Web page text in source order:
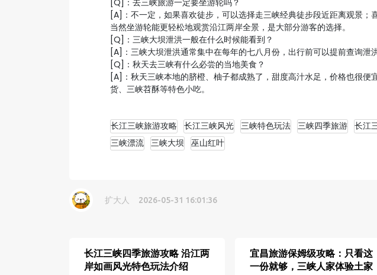
[Q]：去三峡旅游一定要坐游轮吗？
[A]：不一定，如果喜欢徒步，可以选择走三峡经典徒步段近距离观景；
当然坐游轮能更轻松地观赏沿江两岸全景，是大部分游客的选择。
[Q]：三峡大坝泄洪一般在什么时候能看到？
[A]：三峡大坝泄洪通常集中在每年的七八月份，出行前可以提前查询泄
[Q]：秋天去三峡有什么必尝的当地美食？
[A]：秋天三峡本地的脐橙、柚子都成熟了，甜度高汁水足，价格也很便
货、三峡苕酥等特色小吃。
长江三峡旅游攻略 长江三峡风光 三峡特色玩法 三峡四季旅游 长江
三峡漂流 三峡大坝 巫山红叶
扩大人 2026-05-31 16:01:36
长江三峡四季旅游攻略 沿江两
岸如画风光特色玩法介绍
宜昌旅游保姆级攻略：只看这
一份就够，三峡人家体验土家